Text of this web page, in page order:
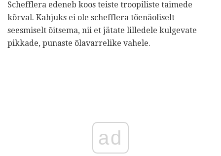
Schefflera edeneb koos teiste troopiliste taimede
kõrval. Kahjuks ei ole schefflera tõenäoliselt
seesmiselt õitsema, nii et jätate lilledele kulgevate
pikkade, punaste õlavarrelike vahele.
ad